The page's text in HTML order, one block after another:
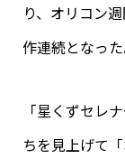
り、オリコン
作連続となった
「星くずセレ
ちを見上げて